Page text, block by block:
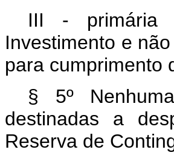
III - primária
Investimento e
para cumprimento
§ 5º
destinadas a
Reserva de